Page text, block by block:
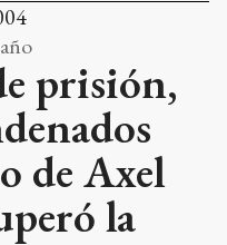
prisión,
de Axel
la